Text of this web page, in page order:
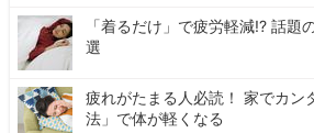
「着るだけ」で疲労軽減!? 話題
選
疲れがたまる人必読！ 家でカン
法」で体が軽くなる